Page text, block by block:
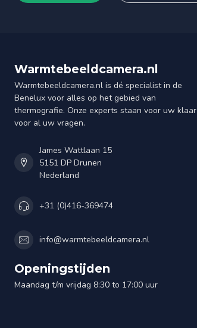
Warmtebeeldcamera.nl
Warmtebeeldcamera.nl is dé specialist in de
Benelux voor alles op het gebied van
thermografie. Onze experts staan voor uw klaar
voor al uw vragen.
James Wattlaan 15
5151 DP Drunen
Nederland
+31 (0)416-369474
info@warmtebeeldcamera.nl
Openingstijden
Maandag t/m vrijdag 8:30 to 17:00 uur